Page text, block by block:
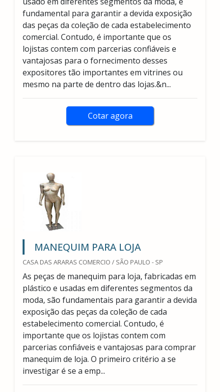
fundamental para garantir a devida exposição
das peças da coleção de cada estabelecimento
comercial. Contudo, é importante que os
lojistas contem com parcerias confiáveis e
vantajosas para o fornecimento desses
expositores tão importantes em vitrines ou
mesmo na parte de dentro das lojas.&n...
Cotar agora
MANEQUIM PARA LOJA
CASA DAS ARARAS COMERCIO / SÃO PAULO - SP
As peças de manequim para loja, fabricadas em
plástico e usadas em diferentes segmentos da
moda, são fundamentais para garantir a devida
exposição das peças da coleção de cada
estabelecimento comercial. Contudo, é
importante que os lojistas contem com
parcerias confiáveis e vantajosas para comprar
manequim de loja. O primeiro critério a se
investigar é se a emp...